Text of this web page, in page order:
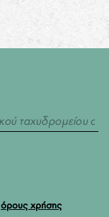
όρους χρήσης